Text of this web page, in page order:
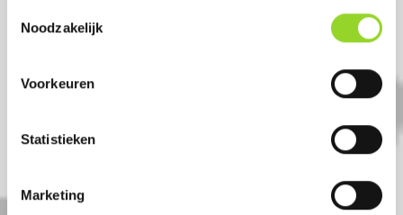
Noodzakelijk
Voorkeuren
Statistieken
Marketing
100 shots 8mm fluitcake
Artikelnummer: DE7312